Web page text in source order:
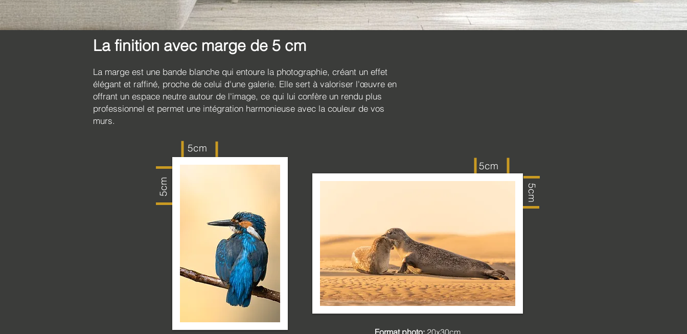
La finition avec marge de 5 cm
La marge est une bande blanche qui entoure la photographie, créant un effet
élégant et raffiné, proche de celui d'une galerie. Elle sert à valoriser l'œuvre en
offrant un espace neutre autour de l'image, ce qui lui confère un rendu plus
professionnel et permet une intégration harmonieuse avec la couleur de vos
murs.
5cm
5cm
5cm
5cm
Format photo:20x30cm